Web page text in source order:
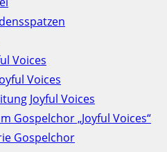
Voices
Voices
Joyful Voices
Gospelchor „Joyful Voices“
Gospelchor